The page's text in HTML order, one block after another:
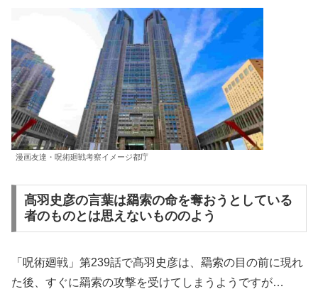
漫画友達・呪術廻戦考察イメージ都庁
髙羽史彦の言葉は羂索の命を奪おうとしている
者のものとは思えないもののよう
「呪術廻戦」第239話で髙羽史彦は、羂索の目の前に現れ
た後、すぐに羂索の攻撃を受けてしまうようですが…